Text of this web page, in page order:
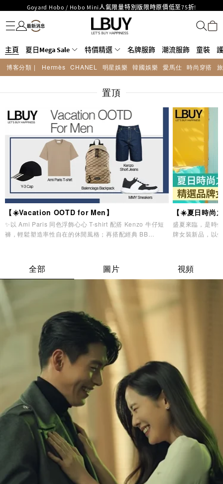
Goyard Hobo / Hobo Mini人氣限量特別版限時原價低至75折!
LBuy呈獻 - Hermès 及 Chanel 手袋及首飾原價低至6折，立即入手!
LBuy Nintendo Switch / Nintendo Switch 2 正規商品零售店登陸MOKO 4樓
重要通告：銀行轉帳及轉數快付款注意事項
購物滿HKD500即享免運費！
LBuy獲香港知識產權署頒發2026《正版正貨承諾》商標
名牌服飾
潮流服飾
童裝
護膚美妝
香水香薰
個人護理
母嬰護理
遊戲及精品玩具
文儀用品
家居生活
電子產品
美食
醫藥保健
運動與戶外用品
主頁 夏日Mega Sale 特價精選 名牌服飾 潮流服飾 童裝
博客分類 | Hermès CHANEL 明星娛樂 韓國娛樂 愛馬仕 時尚穿搭
置頂
【☀️Vacation OOTD for Men】
✨以 Ami Paris 同色浮飾心心 T-shirt 配搭 Kenzo 牛仔短
褲，輕鬆塑造率性自在的休閒風格；再搭配經典 BB
Stripes Cap及 MMY 低幫帆布鞋，為整體造型注入活力氣
息，輕鬆展現不費力的時尚魅力。
【☀️夏日時尚
盛夏來臨，是時
牌女裝新品，以
全部 圖片 視頻